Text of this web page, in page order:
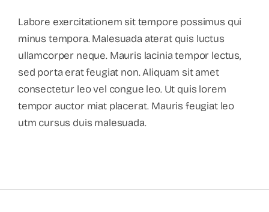
Labore exercitationem sit tempore possimus qui
minus tempora. Malesuada aterat quis luctus
ullamcorper neque. Mauris lacinia tempor lectus,
sed porta erat feugiat non. Aliquam sit amet
consectetur leo vel congue leo. Ut quis lorem
tempor auctor miat placerat. Mauris feugiat leo
utm cursus duis malesuada.